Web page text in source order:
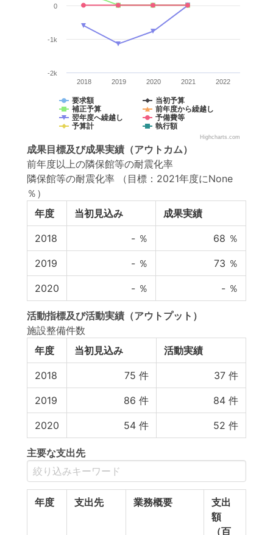
要求額
当初予算
補正予算
前年度から繰越し
翌年度へ繰越し
予備費等
予算計
執行額
2018 2019 2020 2021 2022
-2k
-1k
0
Highcharts.com
成果目標及び成果実績 （アウトカム）
前年度以上の隣保館等の耐震化率
隣保館等の耐震化率
（目標：2021年度にNone
％）
年度
当初見込み 成果実績
2018 - ％ 68 ％
2019 - ％ 73 ％
2020 - ％ - ％
活動指標及び活動実績 （アウトプット）
施設整備件数
年度
当初見込み 活動実績
2018 75 件 37 件
2019 86 件 84 件
2020 54 件 52 件
主要な支出先
年度 支出先 業務概要
支出
額
（百